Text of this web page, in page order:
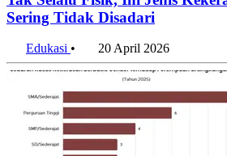
Sering Tidak Disadari
Edukasi • 20 April 2026